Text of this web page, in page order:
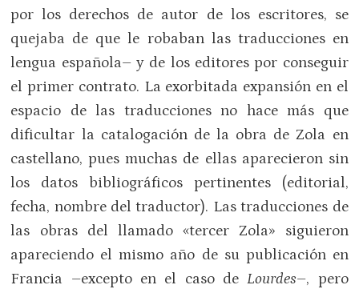
por los derechos de autor de los escritores, se
quejaba de que le robaban las traducciones en
lengua española– y de los editores por conseguir
el primer contrato. La exorbitada expansión en el
espacio de las traducciones no hace más que
dificultar la catalogación de la obra de Zola en
castellano, pues muchas de ellas aparecieron sin
los datos bibliográficos pertinentes (editorial,
fecha, nombre del traductor). Las traducciones de
las obras del llamado «tercer Zola» siguieron
apareciendo el mismo año de su publicación en
Francia –excepto en el caso deLourdes–, pero